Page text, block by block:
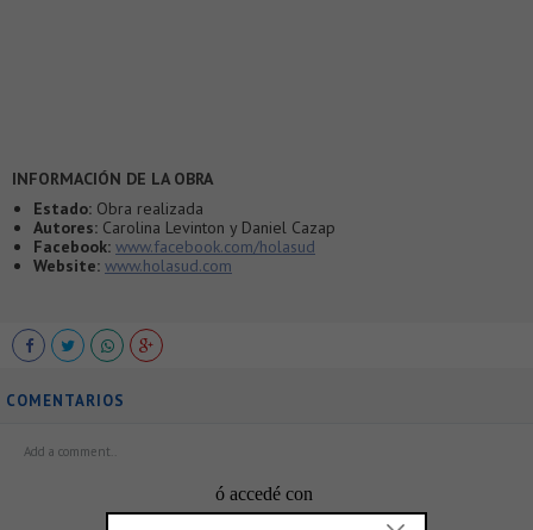
INFORMACIÓN DE LA OBRA
Estado: Obra realizada
Autores: Carolina Levinton y Daniel Cazap
Facebook: www.facebook.com/holasud
Website: www.holasud.com
COMENTARIOS
ó accedé con